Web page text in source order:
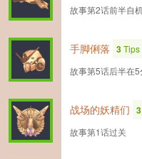
故事第2话前半自
手脚俐落 3Tips
故事第5话后半在
战场的妖精们 3
故事第1话过关